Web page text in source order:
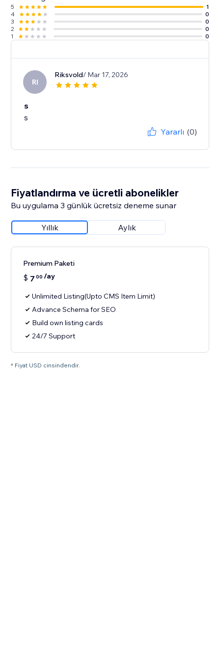
5
1
4
0
3
0
2
0
1
0
RI
Riksvold/ Mar 17, 2026
s
s
Yararlı (0)
Fiyatlandırma ve ücretli abonelikler
Bu uygulama 3 günlük ücretsiz deneme sunar
Yıllık Aylık
Premium Paketi
$ 7 00 /ay
Unlimited Listing(Upto CMS Item Limit)
Advance Schema for SEO
Build own listing cards
24/7 Support
* Fiyat USD cinsindendir.